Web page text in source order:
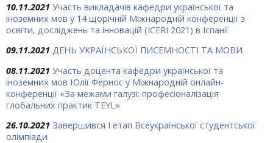
10.11.2021 Участь викладачів кафедри української та
іноземних мов у 14 щорічній Міжнародній конференції з
освіти, досліджень та інновацій (ICERI 2021) в Іспанії
09.11.2021 ДЕНЬ УКРАЇНСЬКОЇ ПИСЕМНОСТІ ТА МОВИ
08.11.2021 Участь доцента кафедри української та
іноземних мов Юлії Фернос у Міжнародній онлайн-
конференції «За межами галузі: професіоналізація
глобальних практик TEYL»
26.10.2021 Завершився І етап Всеукраїнської студентської
олімпіади